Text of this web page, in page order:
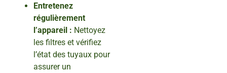
Entretenez
régulièrement
l’appareil : Nettoyez
les filtres et vérifiez
l’état des tuyaux pour
assurer un